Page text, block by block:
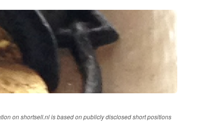
on shortsell.nl is based on publicly disclosed short positions